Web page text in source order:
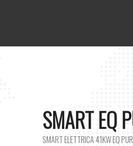
SMART EQ
SMART ELETTRICA 41KW EQ